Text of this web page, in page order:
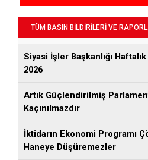
TÜM BASIN BİLDİRİLERİ VE
Siyasi İşler Başkanlığı
2026
Artık Güçlendirilmiş
Kaçınılmazdır
İktidarın Ekonomi Programı
Haneye Düşüremezler